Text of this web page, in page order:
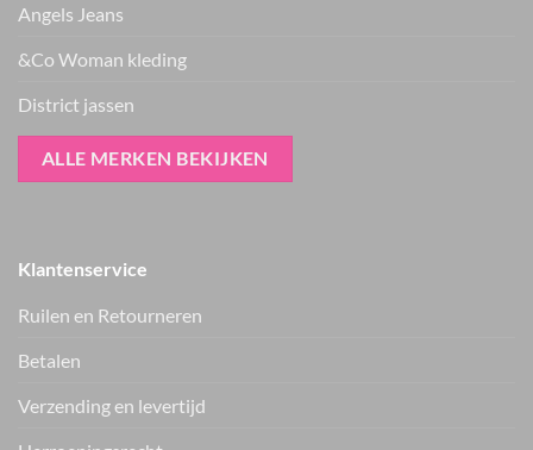
Angels Jeans
&Co Woman kleding
District jassen
ALLE MERKEN BEKIJKEN
Klantenservice
Ruilen en Retourneren
Betalen
Verzending en levertijd